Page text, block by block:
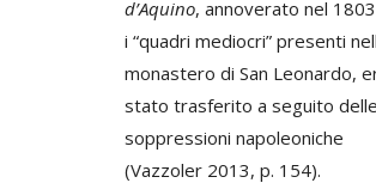
d’Aquino, annoverato nel
i “quadri mediocri” presenti
monastero di San Leonardo,
stato trasferito a seguito delle
soppressioni napoleoniche
(Vazzoler 2013, p. 154).